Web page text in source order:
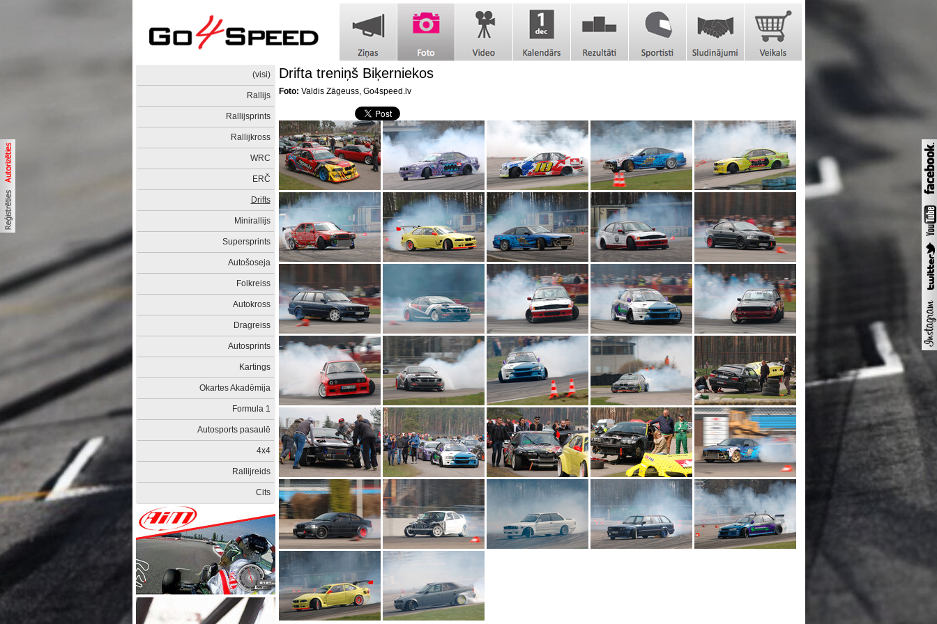
(visi)
Rallijs
Rallijsprints
Rallijkross
WRC
ERČ
Drifts
Minirallijs
Supersprints
Autošoseja
Folkreiss
Autokross
Dragreiss
Autosprints
Kartings
Okartes Akadēmija
Formula 1
Autosports pasaulē
4x4
Rallijreids
Cits
Drifta treniņš Biķerniekos
Foto: Valdis Zāgeuss, Go4speed.lv